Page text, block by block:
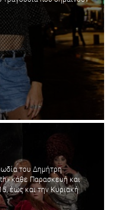
του Δημήτρη
κάθε Παρασκευή και
έως και την Κυριακή